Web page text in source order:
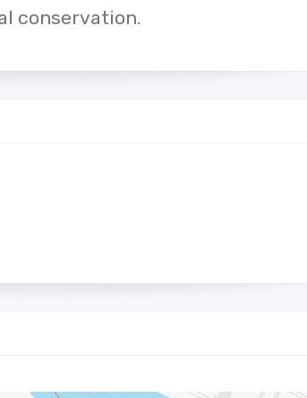
conservation.